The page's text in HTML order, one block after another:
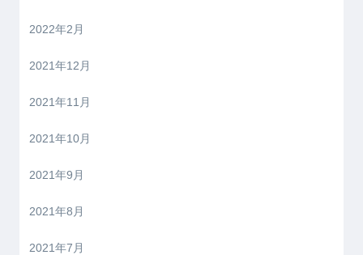
2022年2月
2021年12月
2021年11月
2021年10月
2021年9月
2021年8月
2021年7月